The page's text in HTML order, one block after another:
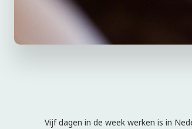
Vijf dagen in de week werken is in